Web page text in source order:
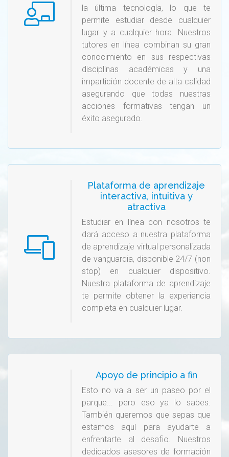
la última tecnología, lo que te
permite estudiar desde cualquier
lugar y a cualquier hora. Nuestros
tutores en línea combinan su gran
conocimiento en sus respectivas
disciplinas académicas y una
impartición docente de alta calidad
asegurando que todas nuestras
acciones formativas tengan un
éxito asegurado.
Plataforma de aprendizaje
interactiva, intuitiva y
atractiva
Estudiar en línea con nosotros te
dará acceso a nuestra plataforma
de aprendizaje virtual personalizada
de vanguardia, disponible 24/7 (non
stop) en cualquier dispositivo.
Nuestra plataforma de aprendizaje
te permite obtener la experiencia
completa en cualquier lugar.
Apoyo de principio a fin
Esto no va a ser un paseo por el
parque... pero eso ya lo sabes.
También queremos que sepas que
estamos aquí para ayudarte a
enfrentarte al desafio. Nuestros
dedicados asesores de formación